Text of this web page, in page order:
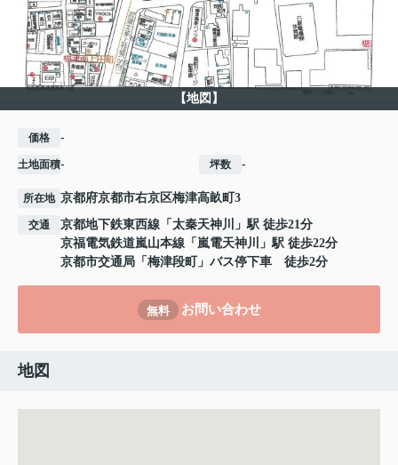
【地図】
価格 -
土地面積- 坪数 -
所在地 京都府京都市右京区梅津高畝町 3
交通 京都地下鉄東西線 「 太秦天神川
」駅 徒歩21分
京福電気鉄道嵐山本線 「 嵐電天神川
」駅 徒歩22分
京都市交通局「梅津段町」バス停下車 徒歩2分
無料 お問い合わせ
地図